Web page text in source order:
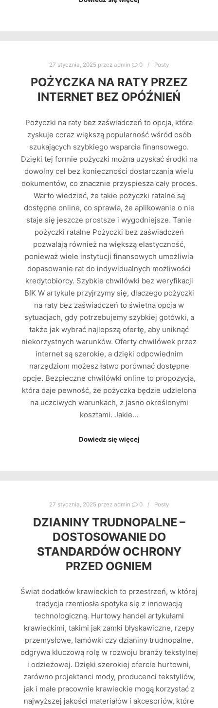
27 stycznia, 2025 przez admin 0 Posty
POŻYCZKA NA RATY PRZEZ
INTERNET BEZ OPÓŹNIEŃ
Pożyczki na raty bez zaświadczeń to opcja, która
zyskuje coraz większą popularność wśród osób
szukających szybkiego wsparcia finansowego.
Dzięki tej formie pożyczki można uzyskać środki na
dowolny cel bez konieczności dostarczania wielu
dokumentów, co znacznie przyspiesza cały proces.
Warto wiedzieć, że takie pożyczki ratalne są
dostępne online, co sprawia, że aplikowanie o nie
staje się jeszcze prostsze i wygodniejsze. Tanie
pożyczki ratalne Pożyczki bez zaświadczeń
pozwalają również na większą elastyczność,
ponieważ wiele instytucji finansowych umożliwia
dopasowanie rat do indywidualnych możliwości
kredytobiorcy. Szybkie chwilówki bez weryfikacji
BIK W artykule przyjrzymy się, dlaczego pożyczki
na raty bez zaświadczeń to świetna opcja w
sytuacjach, gdy potrzebujemy szybkiej gotówki, a
także jak wybrać najlepszą ofertę, aby uniknąć
niekorzystnych warunków. Oferty chwilówek przez
internet są szerokie, a dzięki odpowiednim
narzędziom możesz łatwo porównać dostępne
opcje. Bezpieczne chwilówki online to propozycja,
która daje pewność, że pożyczka będzie udzielona
na uczciwych warunkach, z jasno określonymi
kosztami. Jakie…
Dowiedz się więcej
27 stycznia, 2025 przez admin 0 Posty
DZIANINY TRUDNOPALNE –
DOSTOSOWANIE DO
STANDARDÓW OCHRONY
PRZED OGNIEM
Świat dodatków krawieckich to przestrzeń, w której
tradycja rzemiosła spotyka się z innowacją
technologiczną. Hurtowy handel artykułami
krawieckimi, takimi jak zamki błyskawiczne, rzepy
przemysłowe, lamówki czy dzianiny trudnopalne,
odgrywa kluczową rolę w rozwoju branży tekstylnej
i odzieżowej. Dzięki szerokiej ofercie hurtowni,
zarówno projektanci mody, producenci tekstyliów,
jak i małe pracownie krawieckie mogą korzystać z
najwyższej jakości materiałów i akcesoriów, które